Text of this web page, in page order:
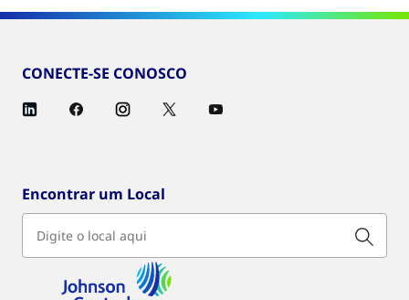
CONECTE-SE CONOSCO
Encontrar um Local